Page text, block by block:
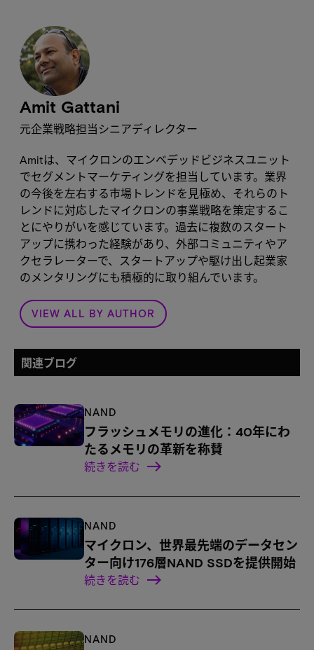
元企業戦略担当シニアディレクター
Amit Gattani
Amitは、マイクロンのエンベデッドビジネスユニット
でセグメントマーケティングを担当しています。業界
の今後を左右する市場トレンドを見極め、それらのト
レンドに対応したマイクロンの事業戦略を策定するこ
とにやりがいを感じています。過去に複数のスタート
アップに携わった経験があり、外部コミュニティやア
クセラレーターで、スタートアップや駆け出し起業家
のメンタリングにも積極的に取り組んでいます。
VIEW ALL BY AUTHOR
関連ブログ
NAND
フラッシュメモリの進化：40年にわ
たるメモリの革新を称賛
続きを読む
NAND
マイクロン、世界最先端のデータセン
ター向け176層NAND SSDを提供開始
続きを読む
NAND